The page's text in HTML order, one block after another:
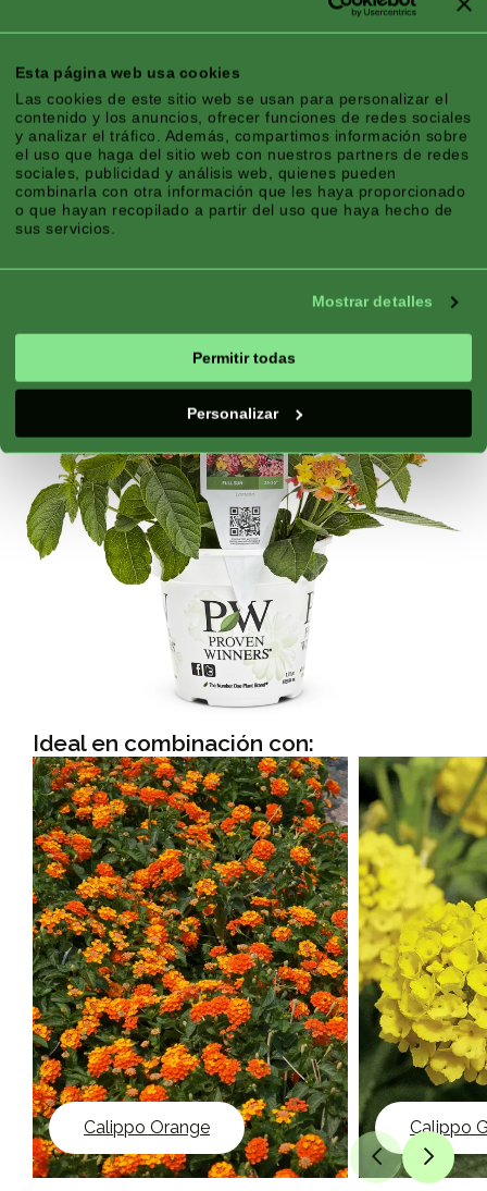
Esta página web usa cookies
Las cookies de este sitio web se usan para personalizar el
contenido y los anuncios, ofrecer funciones de redes sociales
y analizar el tráfico. Además, compartimos información sobre
el uso que haga del sitio web con nuestros partners de redes
sociales, publicidad y análisis web, quienes pueden
combinarla con otra información que les haya proporcionado
o que hayan recopilado a partir del uso que haya hecho de
sus servicios.
Mostrar detalles
Permitir todas
Personalizar
Características
Zona Climática:Continental, Mediterráneo
Temporada:Verano
Exposición:Sol
Floración:Floración continua
Ideal en combinación con:
Calippo Orange Calippo